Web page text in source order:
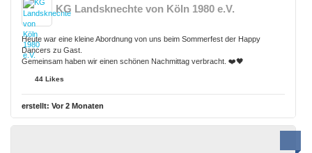
KG Landsknechte von Köln 1980 e.V.
Heute war eine kleine Abordnung von uns beim Sommerfest der Happy
Dancers zu Gast.
Gemeinsam haben wir einen schönen Nachmittag verbracht. ❤️🖤
44 Likes
erstellt: Vor 2 Monaten